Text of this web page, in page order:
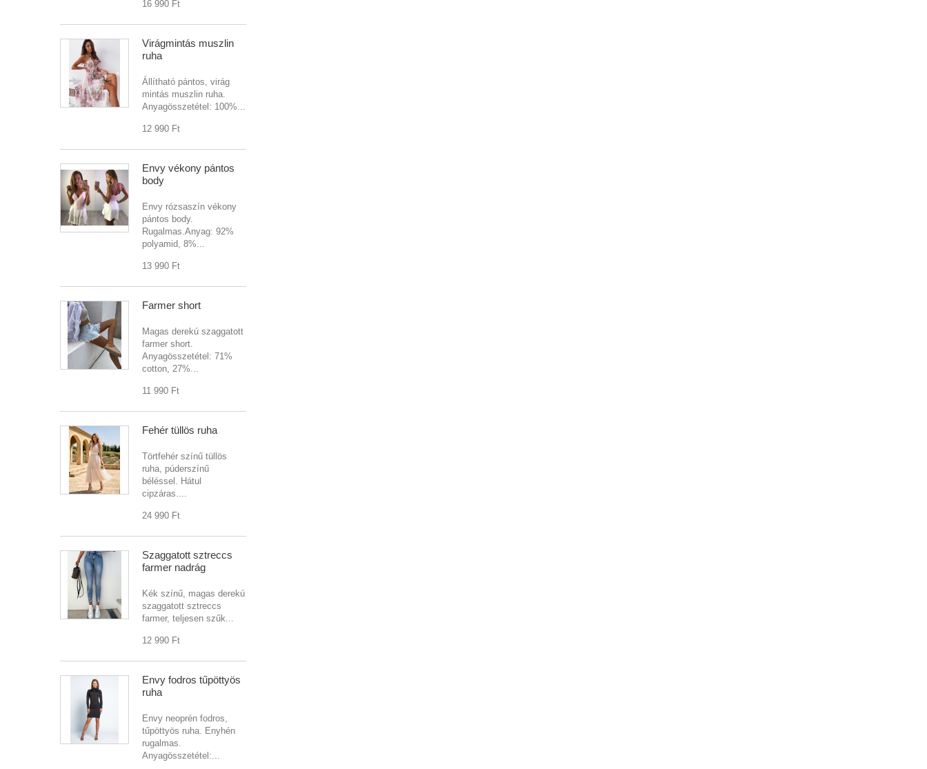
16 990 Ft‎
Virágmintás muszlin
ruha
Állítható pántos, virág
mintás muszlin ruha.
Anyagösszetétel: 100%...
12 990 Ft‎
Envy vékony pántos
body
Envy rózsaszín vékony
pántos body.
Rugalmas.Anyag: 92%
polyamid, 8%...
13 990 Ft‎
Farmer short
Magas derekú szaggatott
farmer short.
Anyagösszetétel: 71%
cotton, 27%...
11 990 Ft‎
Fehér tüllös ruha
Törtfehér színű tüllös
ruha, púderszínű
béléssel. Hátul
cipzáras....
24 990 Ft‎
Szaggatott sztreccs
farmer nadrág
Kék színű, magas derekú
szaggatott sztreccs
farmer, teljesen szűk...
12 990 Ft‎
Envy fodros tűpöttyös
ruha
Envy neoprén fodros,
tűpöttyös ruha. Enyhén
rugalmas.
Anyagösszetétel:...